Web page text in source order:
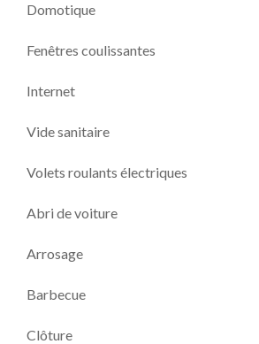
Domotique
Fenêtres coulissantes
Internet
Vide sanitaire
Volets roulants électriques
Abri de voiture
Arrosage
Barbecue
Clôture